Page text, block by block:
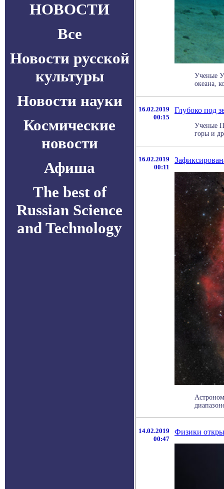
НОВОСТИ
Все
Новости русской
культуры
Новости науки
Космические
новости
Афиша
The best of
Russian Science
and Technology
Ученые
океана,
16.02.2019
00:15
Глубоко под
Ученые
горы и
16.02.2019
00:11
14.02.2019
00:47
Физики